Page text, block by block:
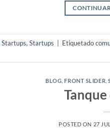
Startups, Startups Etiquetado
BLOG ,FRONT SLIDER ,
POSTED ON 27